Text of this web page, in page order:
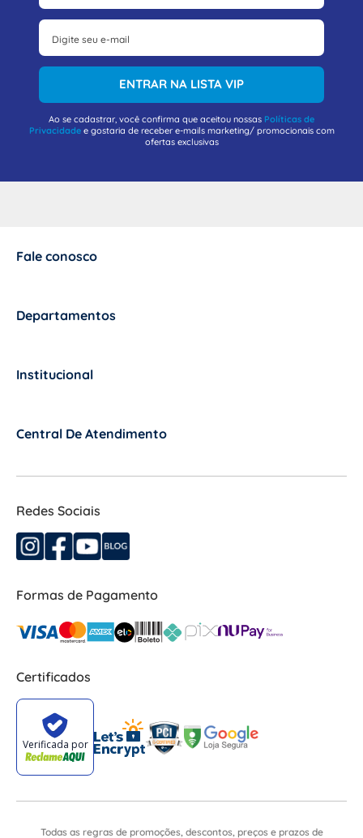
ENTRAR NA LISTA VIP
Ao se cadastrar, você confirma que aceitou nossas Políticas de
Privacidadee gostaria de receber e-mails marketing/ promocionais com
ofertas exclusivas
Fale conosco
Departamentos
Institucional
Central De Atendimento
Redes Sociais
Formas de Pagamento
Certificados
Todas as regras de promoções, descontos, preços e prazos de